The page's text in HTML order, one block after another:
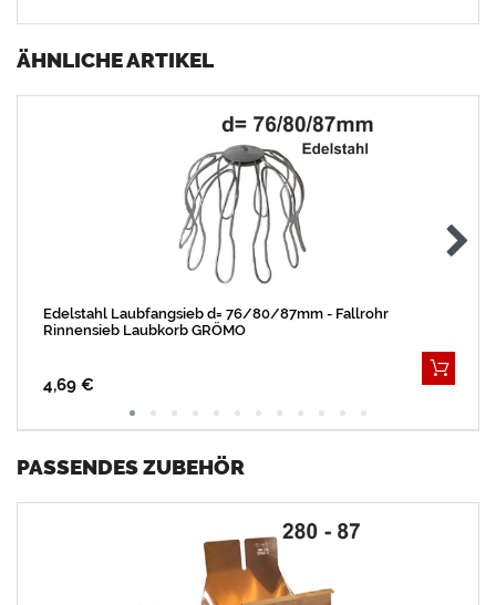
ÄHNLICHE ARTIKEL
Edelstahl Laubfangsieb d= 76/80/87mm - Fallrohr
Rinnensieb Laubkorb GRÖMO
4,69 €
PASSENDES ZUBEHÖR